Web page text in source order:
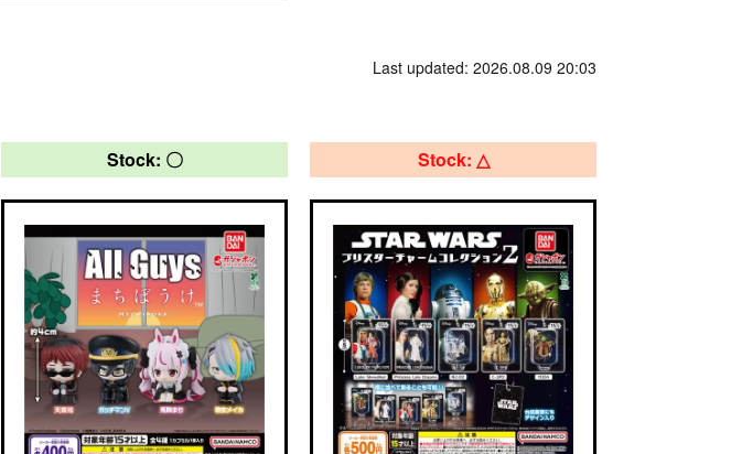
Last updated: 2026.08.09 20:03
Stock: 〇 Stock: △